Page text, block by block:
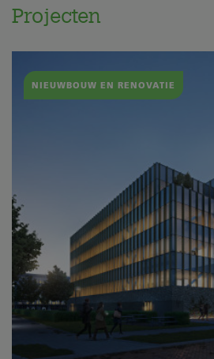
Projecten
NIEUWBOUW EN RENOVATIE